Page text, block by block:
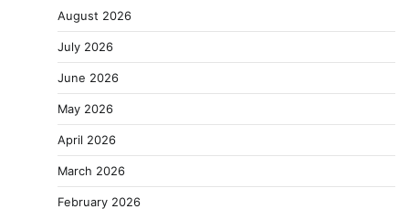
August 2026
July 2026
June 2026
May 2026
April 2026
March 2026
February 2026